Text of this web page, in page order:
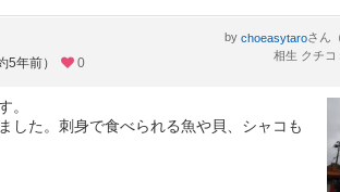
年前） 0
by choeasytaroさん
相生 クチコ
。
した。刺身で食べられる魚や貝、シャコも